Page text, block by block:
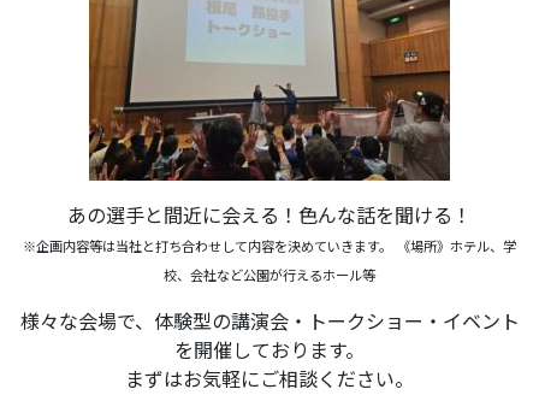
あの選手と間近に会える！色んな話を聞ける！
※企画内容等は当社と打ち合わせして内容を決めていきます。
《場所》ホテル、学
校、会社など公園が行えるホール等
様々な会場で、体験型の講演会・トークショー・イベント
を開催しております。
まずはお気軽にご相談ください。